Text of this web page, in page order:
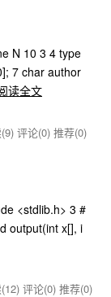
N 10 3 4 type
7 char author
读全文
评论(0) 推荐(0)
<stdlib.h> 3 #
output(int x[], i
评论(0) 推荐(0)